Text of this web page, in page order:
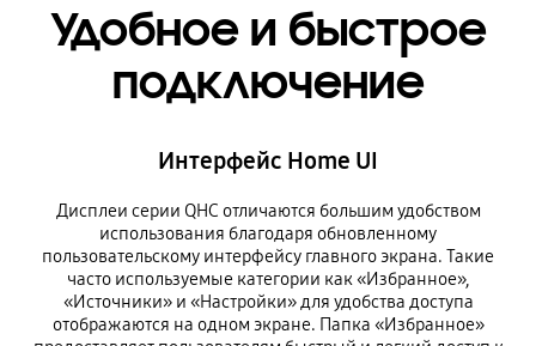
Удобное и быстрое
подключение
Интерфейс Home UI
Дисплеи серии QHC отличаются большим удобством
использования благодаря обновленному
пользовательскому интерфейсу главного экрана. Такие
часто используемые категории как «Избранное»,
«Источники» и «Настройки» для удобства доступа
отображаются на одном экране. Папка «Избранное»